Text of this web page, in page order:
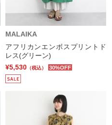
MALAIKA
アフリカンエンボスプリントド
レス(グリーン)
¥5,530 （税込） 30%OFF